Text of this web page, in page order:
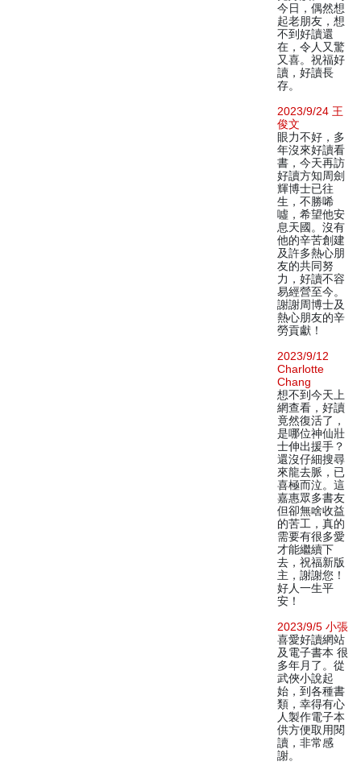
今日，偶然想
起老朋友，想
不到好讀還
在，令人又驚
又喜。祝福好
讀，好讀長
存。
2023/9/24 王
俊文
眼力不好，多
年沒來好讀看
書，今天再訪
好讀方知周劍
輝博士已往
生，不勝唏
噓，希望他安
息天國。沒有
他的辛苦創建
及許多熱心朋
友的共同努
力，好讀不容
易經營至今。
謝謝周博士及
熱心朋友的辛
勞貢獻！
2023/9/12
Charlotte
Chang
想不到今天上
網查看，好讀
竟然復活了，
是哪位神仙壯
士伸出援手？
還沒仔細搜尋
來龍去脈，已
喜極而泣。這
嘉惠眾多書友
但卻無啥收益
的苦工，真的
需要有很多愛
才能繼續下
去，祝福新版
主，謝謝您！
好人一生平
安！
2023/9/5 小張
喜愛好讀網站
及電子書本 很
多年月了。從
武俠小說起
始，到各種書
類，幸得有心
人製作電子本
供方便取用閱
讀，非常感
謝。